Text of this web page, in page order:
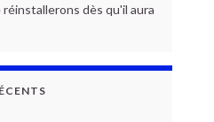
réinstallerons dès qu'il aura